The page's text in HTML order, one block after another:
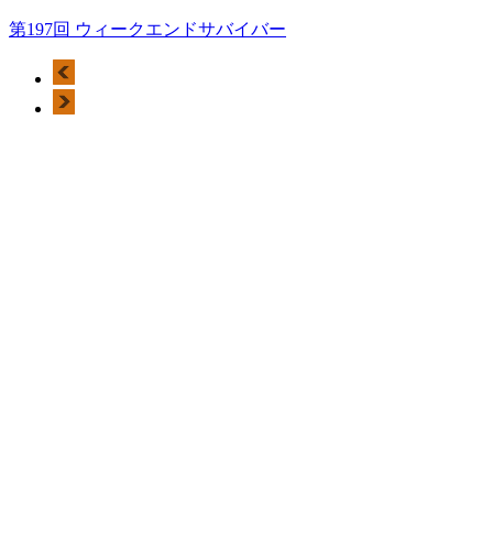
第197回 ウィークエンドサバイバー